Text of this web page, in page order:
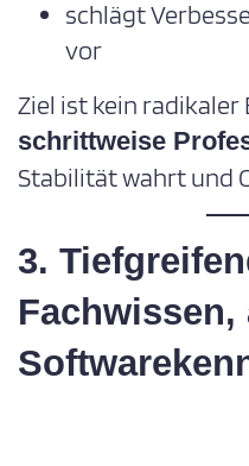
schlägt
vor
Ziel ist kein radikaler
schrittweise
Stabilität wahrt und
3.